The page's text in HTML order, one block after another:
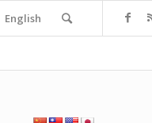
English